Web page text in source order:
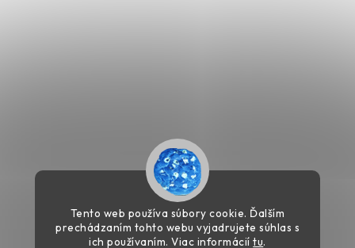
Tento web používa súbory cookie. Ďalším
prechádzaním tohto webu vyjadrujete súhlas s
ich používaním. Viac informáciítu.